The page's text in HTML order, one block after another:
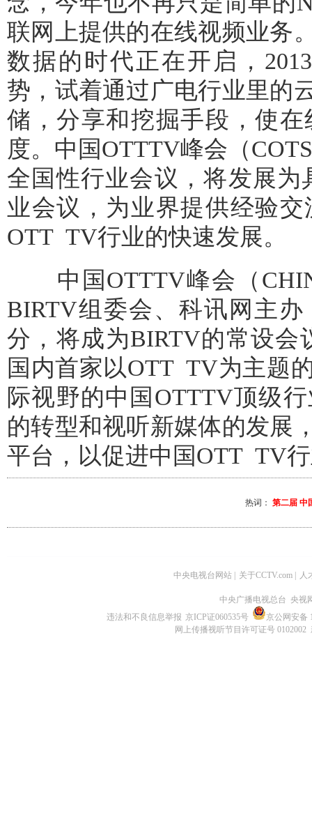
联网上提供的在线视频业务
数据的时代正在开启，
势，试着通过广电行业里的
储，分享和挖掘手段，使
度。中国OTTTV峰会（
全国性行业会议，将发展
业会议，为业界提供经验
OTT TV行业的快速发展。
中国OTTTV峰会（
BIRTV组委会、科讯网主
分，将成为BIRTV的常设会
国内首家以OTT TV为主题
际视野的中国OTTTV顶级
的转型和视听新媒体的发展
平台，以促进中国OTT TV
热词： 第二届 中
中央电视台网站 关于CCTV.com 人
中央广播电视总台 央视
违法和不良信息举报 京ICP证060535号
京公网安备
网上传播视听节目许可证号 0102002